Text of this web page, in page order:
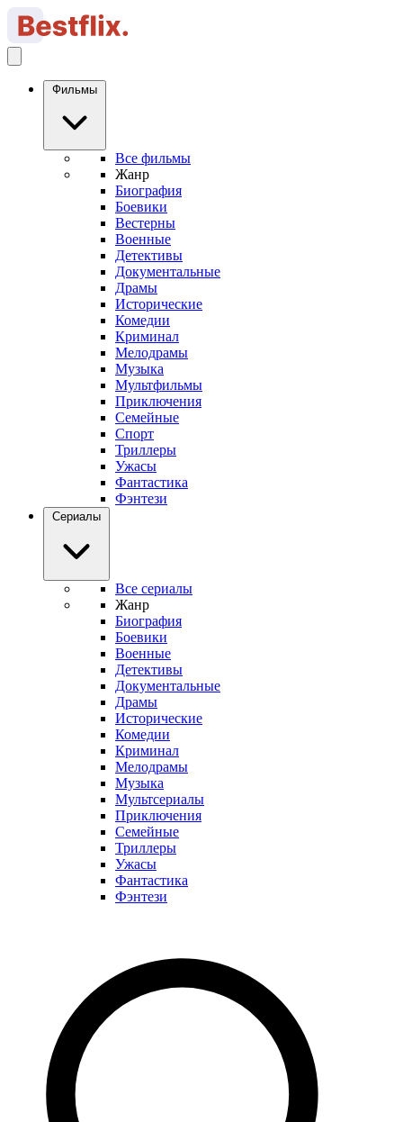
Фильмы
Все фильмы
Жанр
Биография
Боевики
Вестерны
Военные
Детективы
Документальные
Драмы
Исторические
Комедии
Криминал
Мелодрамы
Музыка
Мультфильмы
Приключения
Семейные
Спорт
Триллеры
Ужасы
Фантастика
Фэнтези
Сериалы
Все сериалы
Жанр
Биография
Боевики
Военные
Детективы
Документальные
Драмы
Исторические
Комедии
Криминал
Мелодрамы
Музыка
Мультсериалы
Приключения
Семейные
Триллеры
Ужасы
Фантастика
Фэнтези